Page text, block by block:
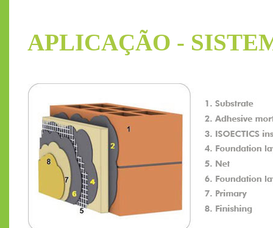
APLICAÇÃO -